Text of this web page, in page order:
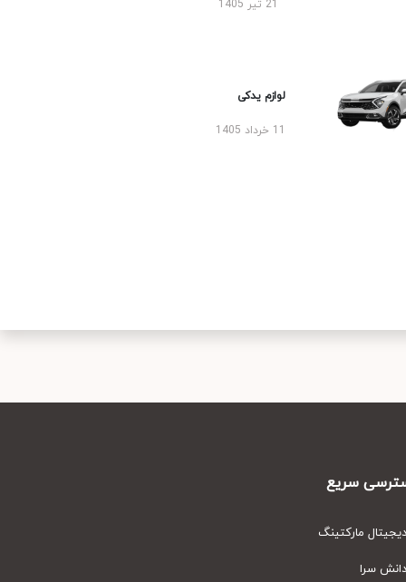
لوازم یدکی
سریع
مارکتینگ
سرا